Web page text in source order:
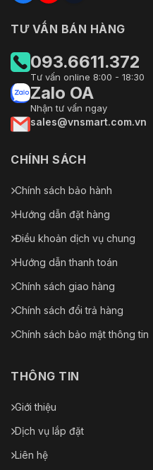
TƯ VẤN BÁN HÀNG
093.6611.372
Tư vấn online 8:00 - 18:30
Zalo OA
Nhận tư vấn ngay
sales@vnsmart.com.vn
CHÍNH SÁCH
Chính sách bảo hành
Hướng dẫn đặt hàng
Điều khoản dịch vụ chung
Hướng dẫn thanh toán
Chính sách giao hàng
Chính sách đổi trả hàng
Chính sách bảo mật thông tin
THÔNG TIN
Giới thiệu
Dịch vụ lắp đặt
Liên hệ